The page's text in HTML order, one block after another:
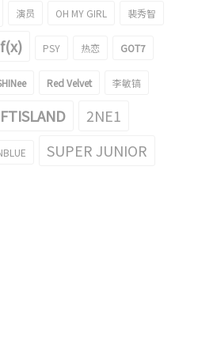
演员 OH MY GIRL 裴秀智
f(x) PSY 热恋 GOT7
Red Velvet 李敏镐
FTISLAND
2NE1
SUPER JUNIOR